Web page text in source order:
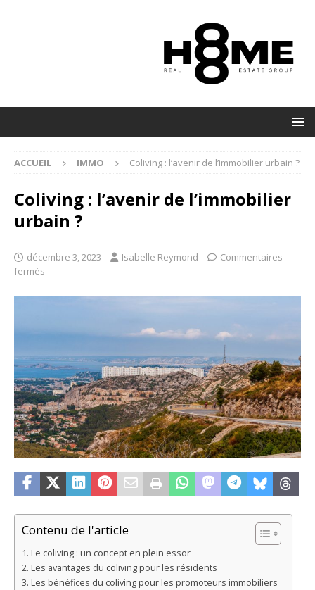
ACCUEIL IMMO Coliving : l’avenir de l’immobilier urbain ?
Coliving : l’avenir de l’immobilier
urbain ?
décembre 3, 2023 Isabelle Reymond
Commentaires
fermés
Contenu de l'article
Le coliving : un concept en plein essor
Les avantages du coliving pour les résidents
Les bénéfices du coliving pour les promoteurs immobiliers